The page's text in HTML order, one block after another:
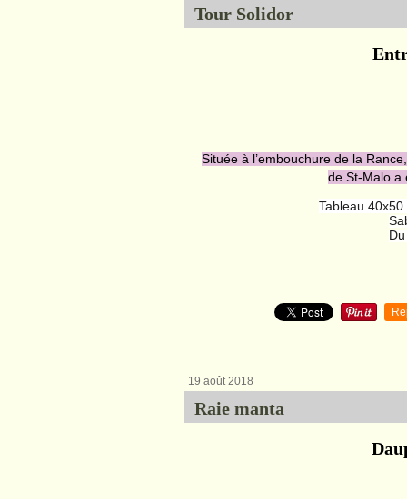
Tour Solidor
Située à l’embouchure de la
de St-Malo a
Tableau
19 août 2018
Raie manta